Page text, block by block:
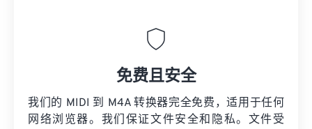
免费且安全
我们的 MIDI 到 M4A 转换器完全免费，适用于任何
网络浏览器。我们保证文件安全和隐私。文件受